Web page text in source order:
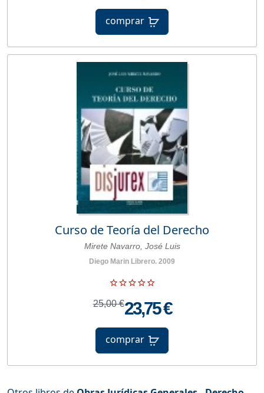
comprar
Curso de Teoría del Derecho
Mirete Navarro, José Luis
Diego Marin Librero. 2009
25,00 €23,75 €
comprar